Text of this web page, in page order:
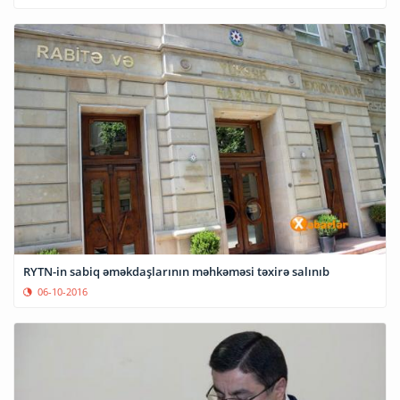
RYTN-in sabiq əməkdaşlarının məhkəməsi təxirə salınıb
06-10-2016